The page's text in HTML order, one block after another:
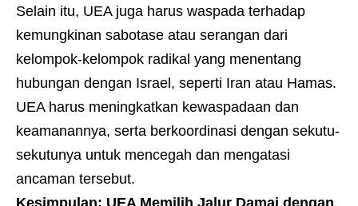
Selain itu, UEA juga harus waspada terhadap
kemungkinan sabotase atau serangan dari
kelompok-kelompok radikal yang menentang
hubungan dengan Israel, seperti Iran atau Hamas.
UEA harus meningkatkan kewaspadaan dan
keamanannya, serta berkoordinasi dengan sekutu-
sekutunya untuk mencegah dan mengatasi
ancaman tersebut.